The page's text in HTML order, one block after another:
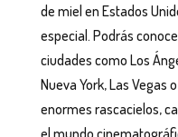
de miel en Estados
especial. Podrás
ciudades como Los
Nueva York, Las Vegas
enormes rascacielos,
el mundo